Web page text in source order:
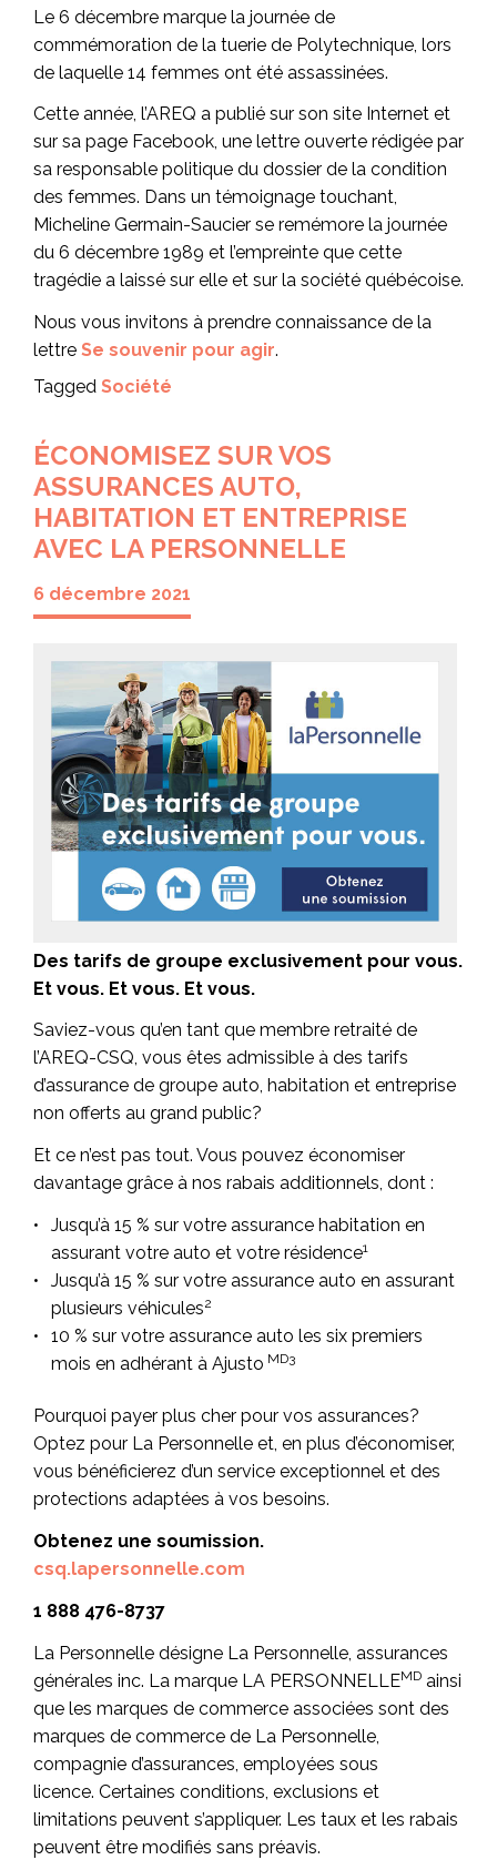
Le 6 décembre marque la journée de
commémoration de la tuerie de Polytechnique, lors
de laquelle 14 femmes ont été assassinées.
Cette année, l’AREQ a publié sur son site Internet et
sur sa page Facebook, une lettre ouverte rédigée par
sa responsable politique du dossier de la condition
des femmes. Dans un témoignage touchant,
Micheline Germain-Saucier se remémore la journée
du 6 décembre 1989 et l’empreinte que cette
tragédie a laissé sur elle et sur la société québécoise.
Nous vous invitons à prendre connaissance de la
lettre Se souvenir pour agir.
Tagged Société
ÉCONOMISEZ SUR VOS
ASSURANCES AUTO,
HABITATION ET ENTREPRISE
AVEC LA PERSONNELLE
6 décembre 2021
Des tarifs de groupe exclusivement pour vous.
Et vous. Et vous. Et vous.
Saviez-vous qu’en tant que membre retraité de
l’AREQ-CSQ, vous êtes admissible à des tarifs
d’assurance de groupe auto, habitation et entreprise
non offerts au grand public?
Et ce n’est pas tout. Vous pouvez économiser
davantage grâce à nos rabais additionnels, dont :
Jusqu’à 15 % sur votre assurance habitation en
assurant votre auto et votre résidence1
Jusqu’à 15 % sur votre assurance auto en assurant
plusieurs véhicules2
10 % sur votre assurance auto les six premiers
mois en adhérant à Ajusto MD3
Pourquoi payer plus cher pour vos assurances?
Optez pour La Personnelle et, en plus d’économiser,
vous bénéficierez d’un service exceptionnel et des
protections adaptées à vos besoins.
Obtenez une soumission.
csq.lapersonnelle.com
1 888 476-8737
La Personnelle désigne La Personnelle, assurances
générales inc. La marque LA PERSONNELLEMD ainsi
que les marques de commerce associées sont des
marques de commerce de La Personnelle,
compagnie d’assurances, employées sous
licence. Certaines conditions, exclusions et
limitations peuvent s’appliquer. Les taux et les rabais
peuvent être modifiés sans préavis.